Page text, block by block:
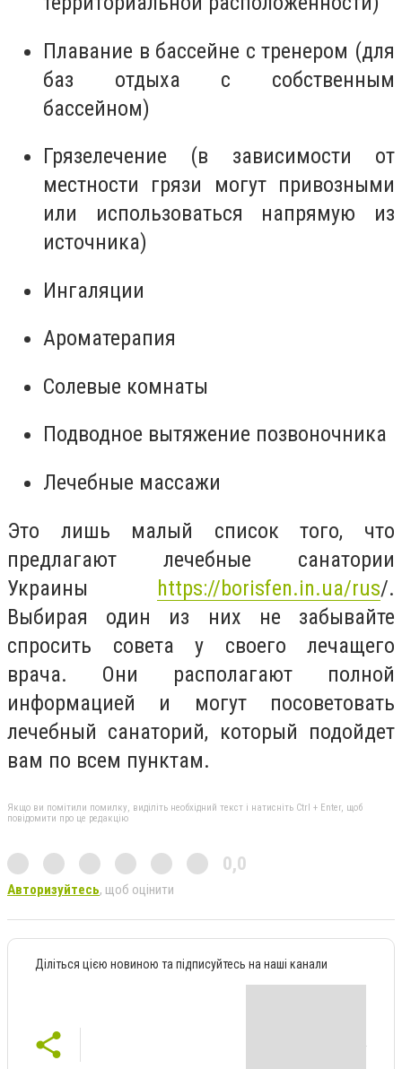
Плавание в бассейне с тренером (для
баз отдыха с собственным
бассейном)
Грязелечение (в зависимости от
местности грязи могут привозными
или использоваться напрямую из
источника)
Ингаляции
Ароматерапия
Солевые комнаты
Подводное вытяжение позвоночника
Лечебные массажи
Это лишь малый список того, что
предлагают лечебные санатории
Украины https://borisfen.in.ua/rus/.
Выбирая один из них не забывайте
спросить совета у своего лечащего
врача. Они располагают полной
информацией и могут посоветовать
лечебный санаторий, который подойдет
вам по всем пунктам.
Якщо ви помітили помилку, виділіть необхідний текст і натисніть Ctrl + Enter, щоб
повідомити про це редакцію
0,0
Авторизуйтесь, щоб оцінити
Діліться цією новиною та підписуйтесь на наші канали